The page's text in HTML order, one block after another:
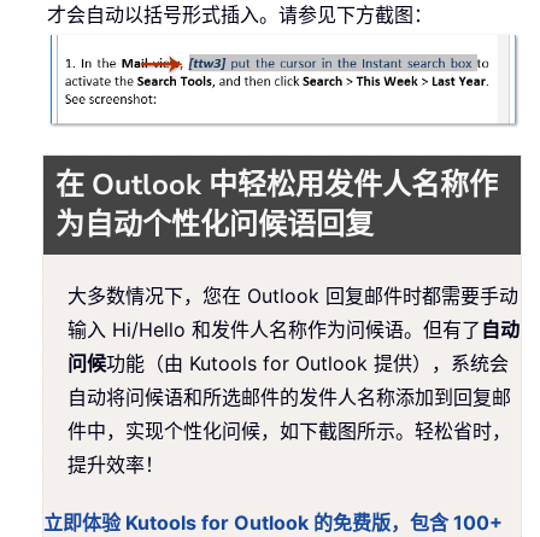
才会自动以括号形式插入。请参见下方截图：
在 Outlook 中轻松用发件人名称作
为自动个性化问候语回复
大多数情况下，您在 Outlook 回复邮件时都需要手动
输入 Hi/Hello 和发件人名称作为问候语。但有了 自动
问候功能（由 Kutools for Outlook 提供），系统会
自动将问候语和所选邮件的发件人名称添加到回复邮
件中，实现个性化问候，如下截图所示。轻松省时，
提升效率！
立即体验 Kutools for Outlook 的免费版，包含 100+